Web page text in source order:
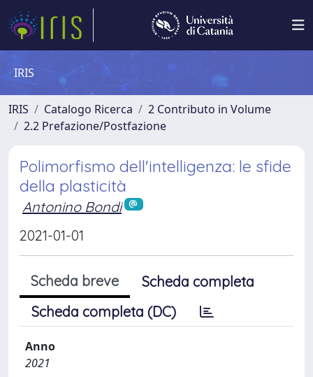
IRIS
IRIS Catalogo Ricerca
2 Contributo in Volume
2.2 Prefazione/Postfazione
Polimorfismo dell'intelligenza: le sfide
della plasticità
Antonino Bondi
2021-01-01
Scheda breve
Scheda completa
Scheda completa (DC)
Anno
2021